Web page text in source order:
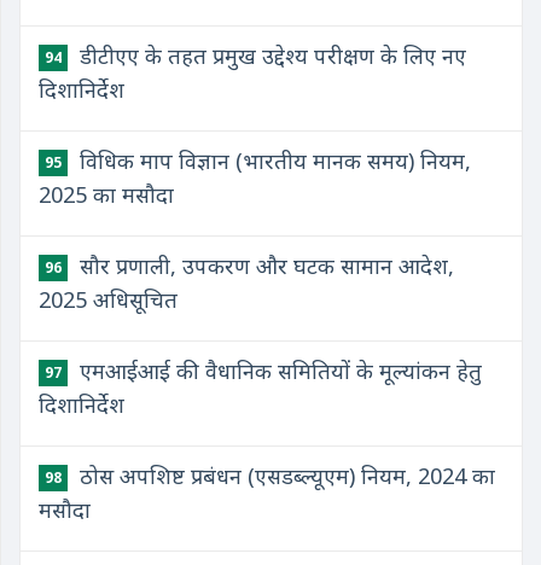
94
डीटीएए के तहत प्रमुख उद्देश्य परीक्षण के लिए नए
दिशानिर्देश
95
विधिक माप विज्ञान (भारतीय मानक समय) नियम,
2025 का मसौदा
96
सौर प्रणाली, उपकरण और घटक सामान आदेश,
2025 अधिसूचित
97
एमआईआई की वैधानिक समितियों के मूल्यांकन हेतु
दिशानिर्देश
98
ठोस अपशिष्ट प्रबंधन (एसडब्ल्यूएम) नियम, 2024 का
मसौदा